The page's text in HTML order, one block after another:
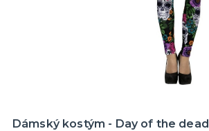
Dámský kostým - Day of the dead